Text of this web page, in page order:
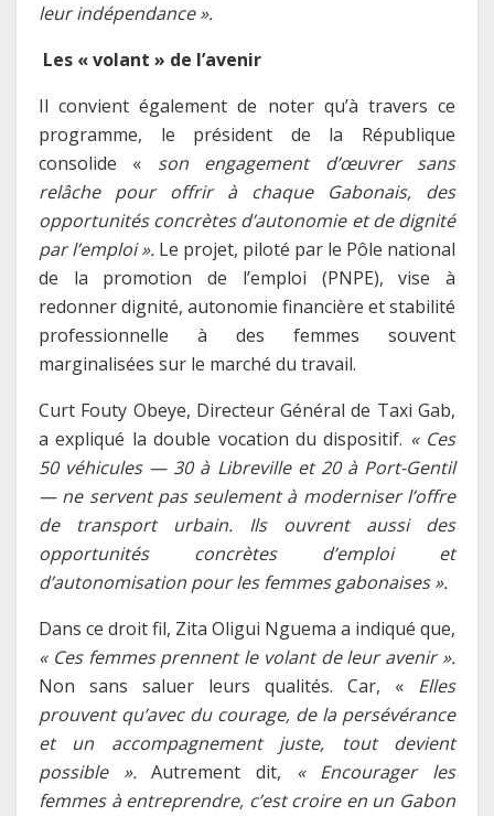
leur indépendance ».
Les « volant » de l’avenir
Il convient également de noter qu’à travers ce
programme, le président de la République
consolide « son engagement d’œuvrer sans
relâche pour offrir à chaque Gabonais, des
opportunités concrètes d’autonomie et de dignité
par l’emploi ». Le projet, piloté par le Pôle national
de la promotion de l’emploi (PNPE), vise à
redonner dignité, autonomie financière et stabilité
professionnelle à des femmes souvent
marginalisées sur le marché du travail.
Curt Fouty Obeye, Directeur Général de Taxi Gab,
a expliqué la double vocation du dispositif. « Ces
50 véhicules — 30 à Libreville et 20 à Port-Gentil
— ne servent pas seulement à moderniser l’offre
de transport urbain.
Ils ouvrent aussi des
opportunités concrètes d’emploi et
d’autonomisation pour les femmes gabonaises ».
Dans ce droit fil, Zita Oligui Nguema a indiqué que,
« Ces femmes prennent le volant de leur avenir ».
Non sans saluer leurs qualités. Car, « Elles
prouvent qu’avec du courage, de la persévérance
et un accompagnement juste, tout devient
possible ».Autrement dit, « Encourager les
femmes à entreprendre, c’est croire en un Gabon